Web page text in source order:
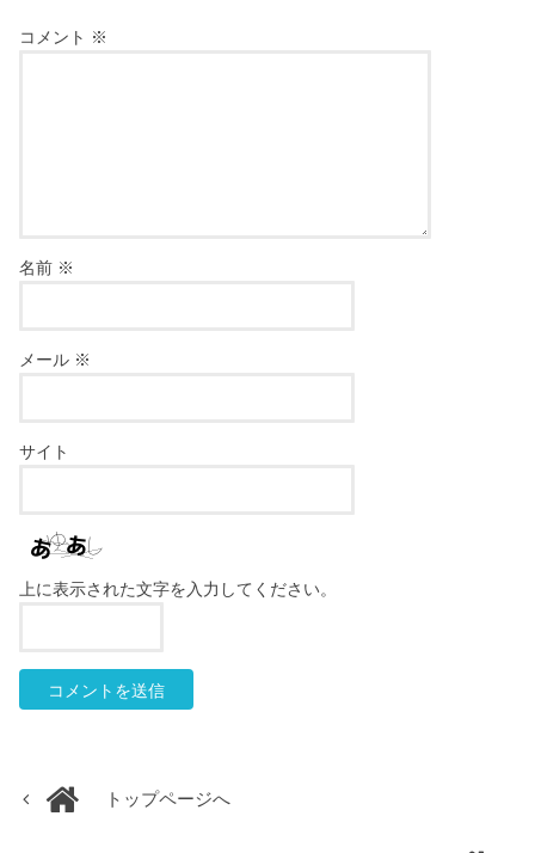
コメント ※
名前 ※
メール ※
サイト
上に表示された文字を入力してください。
トップページへ